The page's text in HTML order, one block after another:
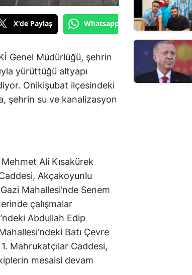
X'de Paylaş Whatsapp'tan Gönder
Genel Müdürlüğü, şehrin
yürüttüğü altyapı
Onikişubat ilçesindeki
şehrin su ve kanalizasyon
Ali Kısakürek
Akçakoyunlu
Mahallesi’nde Senem
çalışmalar
Abdullah Edip
Batı Çevre
Mahrukatçılar Caddesi,
mesaisi devam